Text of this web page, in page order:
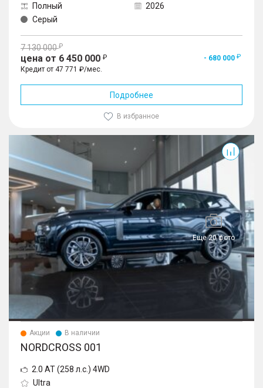
Полный
2026
Серый
7 130 000
цена от 6 450 000
- 680 000
Кредит от 47 771 ₽/мес.
Подробнее
В избранное
Еще 20 фото
Акции В наличии
NORDCROSS 001
2.0 AT (258 л.с.) 4WD
Ultra